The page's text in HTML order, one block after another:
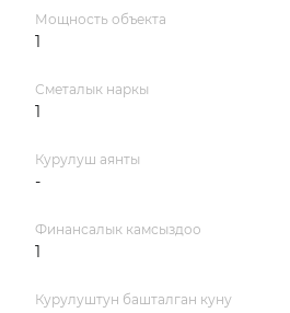
Мощность объекта
1
Сметалык наркы
1
Курулуш аянты
-
Финансалык камсыздоо
1
Курулуштун башталган куну